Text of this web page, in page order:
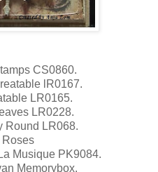
CS0860.
lR0167.
LR0165.
LR0228.
Round LR068.
Roses
La MusiquePK9084.
Memorybox.